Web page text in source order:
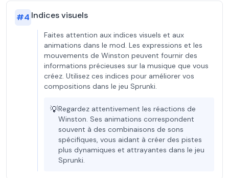
#4 Indices visuels
Faites attention aux indices visuels et aux
animations dans le mod. Les expressions et les
mouvements de Winston peuvent fournir des
informations précieuses sur la musique que vous
créez. Utilisez ces indices pour améliorer vos
compositions dans le jeu Sprunki.
💡Regardez attentivement les réactions de
Winston. Ses animations correspondent
souvent à des combinaisons de sons
spécifiques, vous aidant à créer des pistes
plus dynamiques et attrayantes dans le jeu
Sprunki.